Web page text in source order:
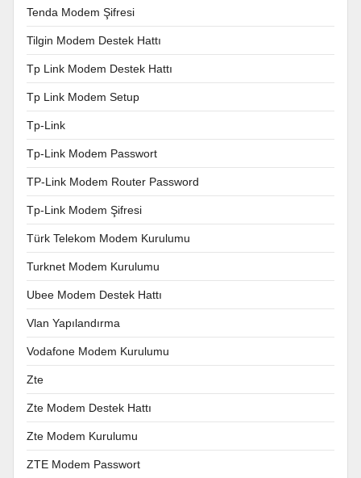
Tenda Modem Şifresi
Tilgin Modem Destek Hattı
Tp Link Modem Destek Hattı
Tp Link Modem Setup
Tp-Link
Tp-Link Modem Passwort
TP-Link Modem Router Password
Tp-Link Modem Şifresi
Türk Telekom Modem Kurulumu
Turknet Modem Kurulumu
Ubee Modem Destek Hattı
Vlan Yapılandırma
Vodafone Modem Kurulumu
Zte
Zte Modem Destek Hattı
Zte Modem Kurulumu
ZTE Modem Passwort